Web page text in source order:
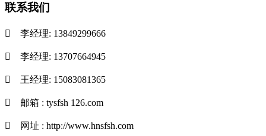
联系我们
 李经理: 13849299666
 李经理: 13707664945
 王经理: 15083081365
 邮箱 : tysfsh 126.com
 网址 : http://www.hnsfsh.com